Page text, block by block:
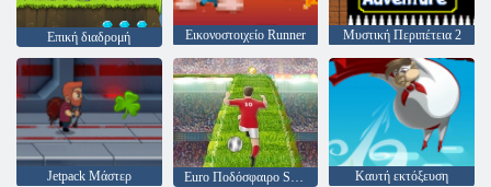
Επική διαδρομή Εικονοστοιχείο Runner Μυστική Περιπέτεια 2
Jetpack Μάστερ Euro Ποδόσφαιρο Sprint Καυτή εκτόξευση